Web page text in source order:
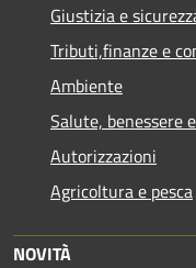
Giustizia e
Tributi,finanze e
Ambiente
Salute, benessere
Autorizzazioni
Agricoltura e pesca
NOVITÀ